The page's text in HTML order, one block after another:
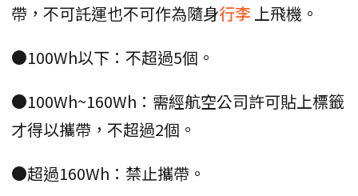
帶，不可託運也不可作為隨身行李上飛機。
●100Wh以下：不超過5個。
●100Wh~160Wh：需經航空公司許可貼上標籤
才得以攜帶，不超過2個。
●超過160Wh：禁止攜帶。